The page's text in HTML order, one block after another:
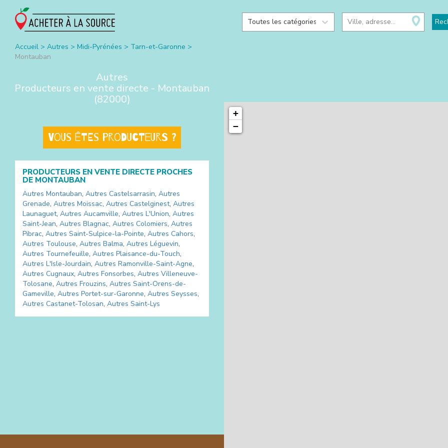
Toutes les catégories Ville, adresse...
Accueil > Autres > Midi-Pyrénées > Tarn-et-Garonne >
Montauban
Autres
Producteurs en vente directe - Montauban
(82000)
Vous êtes producteurs ?
PRODUCTEURS EN VENTE DIRECTE PROCHES
DE MONTAUBAN
Autres Montauban, Autres Castelsarrasin, Autres
Grenade, Autres Moissac, Autres Castelginest, Autres
Launaguet, Autres Aucamville, Autres L'Union, Autres
Saint-Jean, Autres Blagnac, Autres Colomiers, Autres
Pibrac, Autres Saint-Sulpice-la-Pointe, Autres Cahors,
Autres Toulouse, Autres Balma, Autres Léguevin,
Autres Tournefeuille, Autres Plaisance-du-Touch,
Autres L'Isle-Jourdain, Autres Ramonville-Saint-Agne,
Autres Cugnaux, Autres Fonsorbes, Autres Villeneuve-
Tolosane, Autres Frouzins, Autres Saint-Orens-de-
Gameville, Autres Portet-sur-Garonne, Autres Seysses,
Autres Castanet-Tolosan, Autres Saint-Lys
+
−